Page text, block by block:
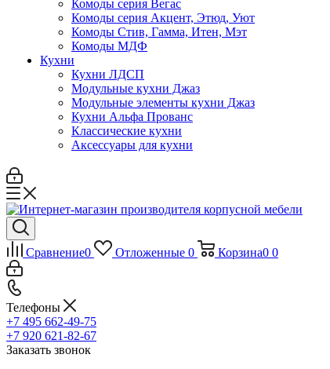
Комоды серия Вегас
Комоды серия Акцент, Этюд, Уют
Комоды Стив, Гамма, Итен, Мэт
Комоды МДФ
Кухни
Кухни ЛДСП
Модульные кухни Джаз
Модульные элементы кухни Джаз
Кухни Альфа Прованс
Классические кухни
Аксессуары для кухни
Сравнение0 Отложенные 0 Корзина0 0
Телефоны
+7 495 662-49-75
+7 920 621-82-67
Заказать звонок